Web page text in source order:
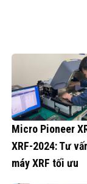
Micro Pioneer
XRF-2024: Tư
máy XRF tối ưu